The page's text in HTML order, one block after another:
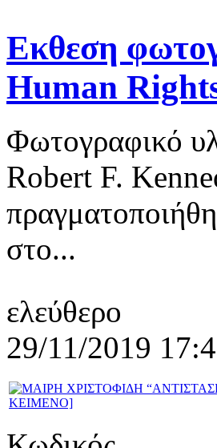
Eκθεση
Human
Φωτογραφικό
Robert F.
στο...
ελεύθερο
29/11/2019